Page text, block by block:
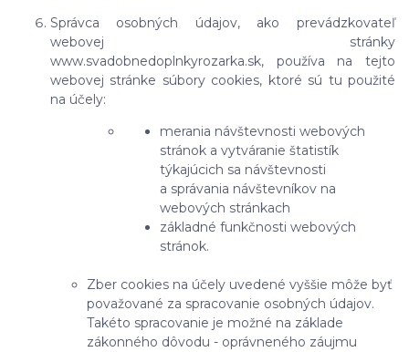
Správca osobných údajov, ako prevádzkovateľ
webovej stránky
www.svadobnedoplnkyrozarka.sk, používa na tejto
webovej stránke súbory cookies, ktoré sú tu použité
na účely:
merania návštevnosti webových
stránok a vytváranie štatistík
týkajúcich sa návštevnosti
a správania návštevníkov na
webových stránkach
základné funkčnosti webových
stránok.
Zber cookies na účely uvedené vyššie môže byť
považované za spracovanie osobných údajov.
Takéto spracovanie je možné na základe
zákonného dôvodu - oprávneného záujmu